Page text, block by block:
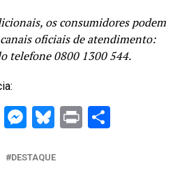
os consumidores podem
oficiais de atendimento:
telefone 0800 1300 544.
Messenger
Bluesky
PrintShare
DESTAQUE